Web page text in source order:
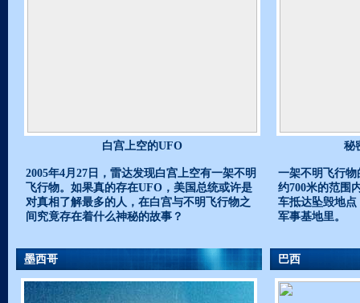
白宫上空的UFO
2005年4月27日，雷达发现白宫上空有一架不明
飞行物。如果真的存在UFO，美国总统或许是
对真相了解最多的人，在白宫与不明飞行物之
间究竟存在着什么神秘的故事？
秘
一架不明飞行物
约700米的范围
车抵达坠毁地
军事基地里。
墨西哥 巴西